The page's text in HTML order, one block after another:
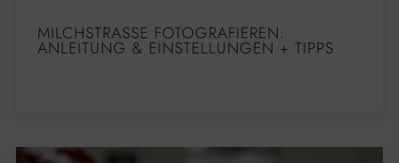
MILCHSTRASSE FOTOGRAFIEREN: A
NLEITUNG & EINSTELLUNGEN + TIPPS